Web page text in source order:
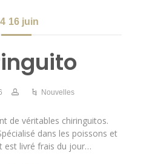
16 juin
Nouvelles
de véritables chiringuitos.
dans les poissons et
est livré frais du jour…